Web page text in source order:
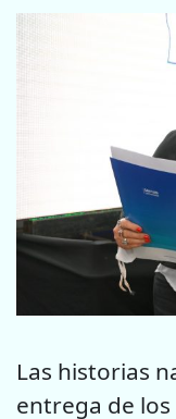
Las historias
entrega de